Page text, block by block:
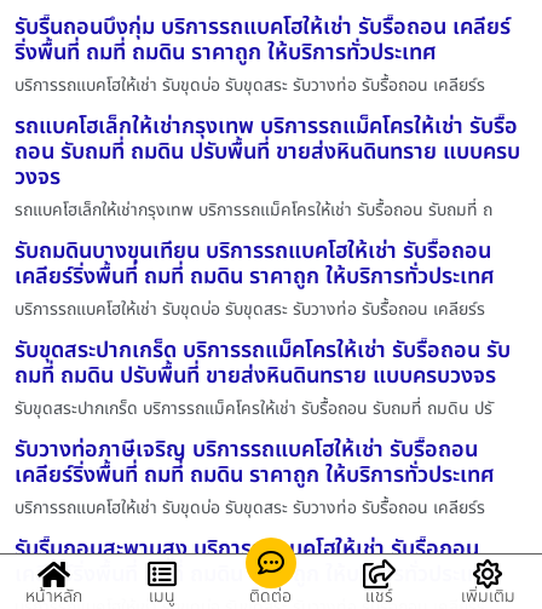
รับรื้นถอนบึงกุ่ม บริการรถแบคโฮให้เช่า รับรื้อถอน เคลียร์
ริ่งพื้นที่ ถมที่ ถมดิน ราคาถูก ให้บริการทั่วประเทศ
บริการรถแบคโฮให้เช่า รับขุดบ่อ รับขุดสระ รับวางท่อ รับรื้อถอน เคลียร์ร
รถแบคโฮเล็กให้เช่ากรุงเทพ บริการรถแม็คโครให้เช่า รับรื้อ
ถอน รับถมที่ ถมดิน ปรับพื้นที่ ขายส่งหินดินทราย แบบครบ
วงจร
รถแบคโฮเล็กให้เช่ากรุงเทพ บริการรถแม็คโครให้เช่า รับรื้อถอน รับถมที่ ถ
รับถมดินบางขุนเทียน บริการรถแบคโฮให้เช่า รับรื้อถอน
เคลียร์ริ่งพื้นที่ ถมที่ ถมดิน ราคาถูก ให้บริการทั่วประเทศ
บริการรถแบคโฮให้เช่า รับขุดบ่อ รับขุดสระ รับวางท่อ รับรื้อถอน เคลียร์ร
รับขุดสระปากเกร็ด บริการรถแม็คโครให้เช่า รับรื้อถอน รับ
ถมที่ ถมดิน ปรับพื้นที่ ขายส่งหินดินทราย แบบครบวงจร
รับขุดสระปากเกร็ด บริการรถแม็คโครให้เช่า รับรื้อถอน รับถมที่ ถมดิน ปรั
รับวางท่อภาษีเจริญ บริการรถแบคโฮให้เช่า รับรื้อถอน
เคลียร์ริ่งพื้นที่ ถมที่ ถมดิน ราคาถูก ให้บริการทั่วประเทศ
บริการรถแบคโฮให้เช่า รับขุดบ่อ รับขุดสระ รับวางท่อ รับรื้อถอน เคลียร์ร
รับรื้นถอนสะพานสูง บริการรถแบคโฮให้เช่า รับรื้อถอน
เคลียร์ริ่งพื้นที่ ถมที่ ถมดิน ราคาถูก ให้บริการทั่วประเทศ
หน้าหลัก เมนู ติดต่อ แชร์ เพิ่มเติม